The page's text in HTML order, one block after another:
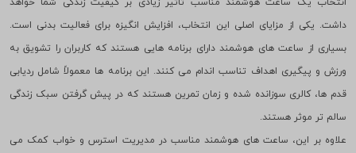
انتخاب یک ساعت هوشمند مناسب تاثیر زیادی بر کیفیت زندگی شما خواهد
داشت. یکی از مزایای اصلی این انتخاب، افزایش انگیزه برای فعالیت بدنی است.
بسیاری از ساعت های هوشمند دارای برنامه هایی هستند که کاربران را تشویق به
ورزش و پیگیری اهداف تناسب اندام می کنند. این برنامه ها معمولاً شامل ردیابی
قدم ها، کالری سوزانده شده و زمان تمرین هستند که در پیش گرفتن سبک زندگی